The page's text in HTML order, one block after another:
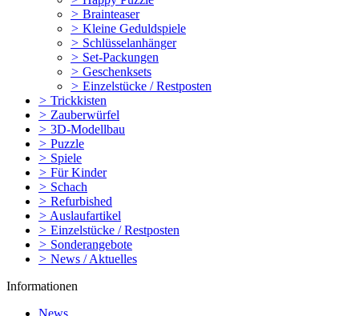
> Brainteaser
> Kleine Geduldspiele
> Schlüsselanhänger
> Set-Packungen
> Geschenksets
> Einzelstücke / Restposten
> Trickkisten
> Zauberwürfel
> 3D-Modellbau
> Puzzle
> Spiele
> Für Kinder
> Schach
> Refurbished
> Auslaufartikel
> Einzelstücke / Restposten
> Sonderangebote
> News / Aktuelles
Informationen
News